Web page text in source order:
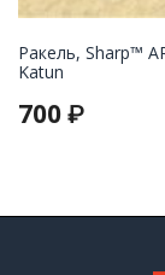
Ракель, Sharp™
Katun
700 ₽